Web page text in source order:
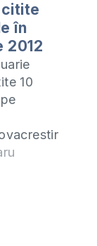
citite
în
2012
10